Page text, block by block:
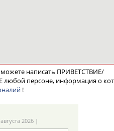
написать ПРИВЕТСТВИЕ/
персоне, информация о
!
2026 |